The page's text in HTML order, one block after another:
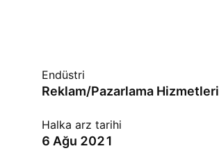
Endüstri
Reklam/Pazarlama Hizmetleri
Halka arz tarihi
6 Ağu 2021